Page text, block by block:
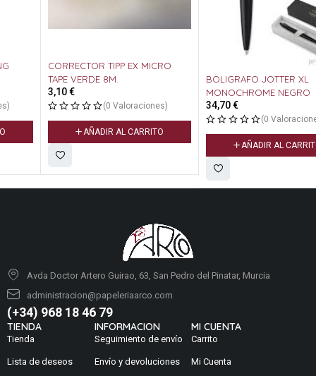
CORRECTOR TIPP EX MICRO
TAPE VERDE 8M.
(0 Valoraciones)
AÑADIR AL CARRITO
BOLIGRAFO JOTTER XL
MONOCHROME NEGRO
34,70
(0 Valoraciones)
AÑADIR AL CARRITO
Avda Doctor Artero Guirao, 63, San Pedro del Pinatar, Murcia
administracion@papeleriaarco.com
(+34) 968 18 46 79
TIENDA
Tienda
Lista de deseos
INFORMACION
Seguimiento de envío
Envío y devoluciones
MI CUENTA
Carrito
Mi Cuenta